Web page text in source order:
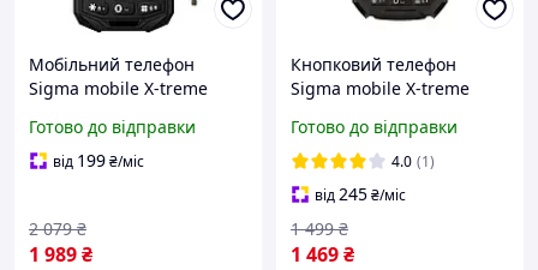
Мобільний телефон
Sigma mobile X-treme
(4827798466612) Чорний
Готово до відправки
від 199₴/міс
1 989₴
2 079 ₴
Кнопковий телефон
Sigma mobile X-treme
Готово до відправки
4.0 (1)
від245₴/міс
1 469₴
1 499 ₴